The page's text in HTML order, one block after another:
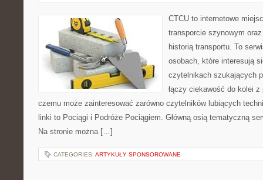
CTCU to internetowe
transporcie szynowym
historią transportu. To
osobach, które interesują
czytelnikach szukających
łączy ciekawość do kolei
czemu może zainteresować zarówno czytelników lubiących
linki to Pociągi i Podróże Pociągiem. Główną osią tematyczną
Na stronie można […]
CATEGORIES: ARTYKUŁY SPONSOROWANE